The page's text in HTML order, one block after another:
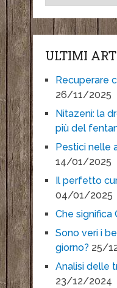
ULTIMI
Recuperare
26/11/2025
Nitazeni: la
più del
Pestici nelle
14/01/2025
Il perfetto
04/01/2025
Che significa
Sono veri i
giorno? 25/
Analisi delle
23/12/2024